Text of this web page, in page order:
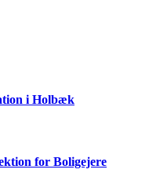
i Holbæk
for Boligejere